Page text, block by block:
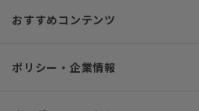
おすすめコンテンツ
ポリシー・企業情報